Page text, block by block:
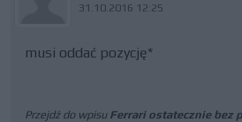
31.10.2016 12:25
musi oddać pozycję*
Przejdź do wpisu Ferrari ostatecznie bez